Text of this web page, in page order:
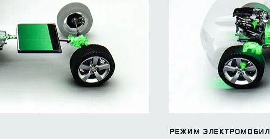
РЕЖИМ